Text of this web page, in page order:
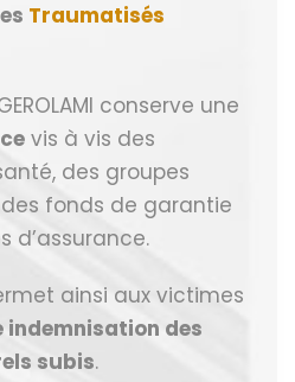
Traumatisés
conserve une
vis à vis des
des groupes
fonds de garantie
d’assurance.
ainsi aux victimes
des
subis.